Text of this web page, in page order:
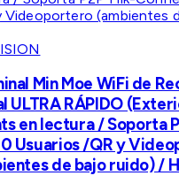
Min Moe WiFi de
ULTRA RÁPIDO
en lectura / Soporta
Usuarios /QR y
de bajo ruido) /